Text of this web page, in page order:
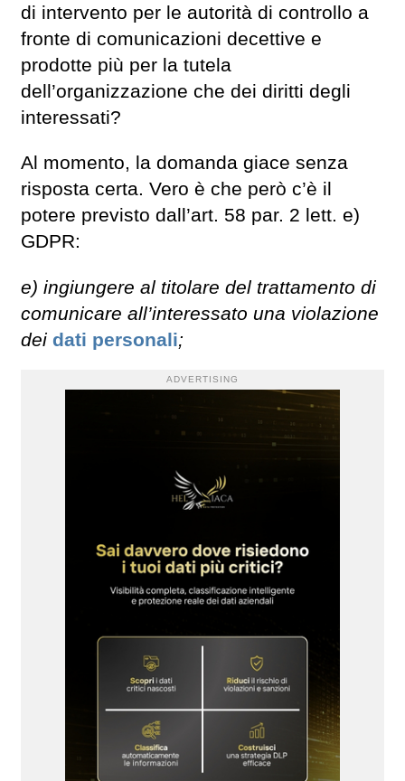
di intervento per le autorità di controllo a
fronte di comunicazioni decettive e
prodotte più per la tutela
dell’organizzazione che dei diritti degli
interessati?
Al momento, la domanda giace senza
risposta certa. Vero è che però c’è il
potere previsto dall’art. 58 par. 2 lett. e)
GDPR:
e) ingiungere al titolare del trattamento di
comunicare all’interessato una violazione
dei dati personali;
ADVERTISING